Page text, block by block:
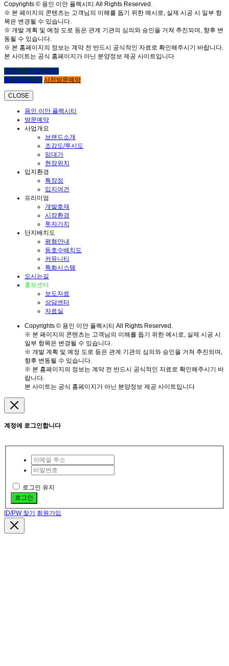
Copyrights © 용인 이안 플렉시티 All Rights Reserved.
※ 본 페이지의 콘텐츠는 고객님의 이해를 돕기 위한 예시로, 실제 시공 시 일부 항
목은 변경될 수 있습니다.
※ 개발 계획 및 예정 도로 등은 관계 기관의 심의와 승인을 거쳐 추진되며, 향후 변
동될 수 있습니다.
※ 본 홈페이지의 정보는 계약 전 반드시 공식적인 자료로 확인해주시기 바랍니다.
본 사이트는 공식 홈페이지가 아닌 분양정보 제공 사이트입니다
(클릭시 상담사연결)
☎ 1800-6127 사전방문예약
CLOSE
용인 이안 플렉시티
방문예약
사업개요
브랜드소개
조감도/투시도
임대가
현장위치
입지환경
특장점
입지여건
프리미엄
개발호재
시장환경
투자가치
단지배치도
평형안내
동호수배치도
커뮤니티
특화시스템
오시는길
홍보센터
보도자료
상담센터
자료실
Copyrights © 용인 이안 플렉시티 All Rights Reserved.
※ 본 페이지의 콘텐츠는 고객님의 이해를 돕기 위한 예시로, 실제 시공 시
일부 항목은 변경될 수 있습니다.
※ 개발 계획 및 예정 도로 등은 관계 기관의 심의와 승인을 거쳐 추진되며,
향후 변동될 수 있습니다.
※ 본 홈페이지의 정보는 계약 전 반드시 공식적인 자료로 확인해주시기 바
랍니다.
본 사이트는 공식 홈페이지가 아닌 분양정보 제공 사이트입니다
계정에 로그인합니다
로그인 유지
로그인
ID/PW 찾기 회원가입